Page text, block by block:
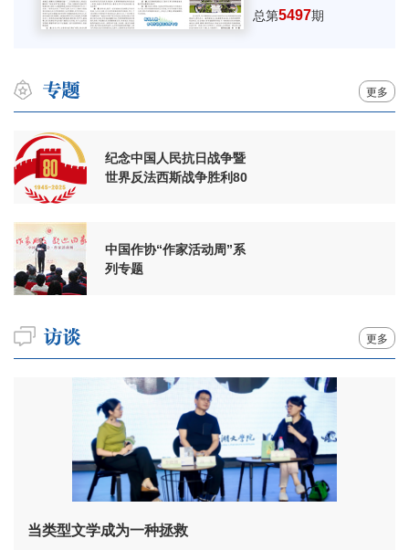
总第5497期
更多
纪念中国人民抗日战争暨
世界反法西斯战争胜利80
中国作协“作家活动周”系
列专题
更多
当类型文学成为一种拯救